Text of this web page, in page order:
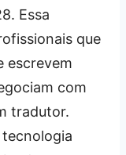
Essa
que
escrevem
com
tradutor.
tecnologia